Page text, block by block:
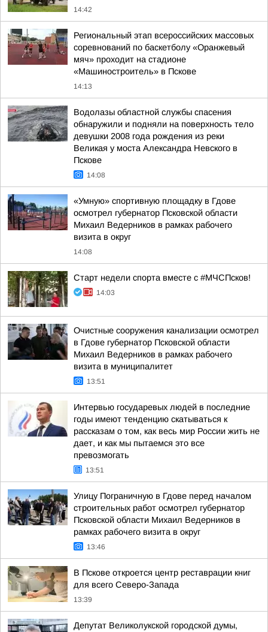
14:42
Региональный этап всероссийских массовых
соревнований по баскетболу «Оранжевый
мяч» проходит на стадионе
«Машиностроитель» в Пскове
14:13
Водолазы областной службы спасения
обнаружили и подняли на поверхность тело
девушки 2008 года рождения из реки
Великая у моста Александра Невского в
Пскове
14:08
«Умную» спортивную площадку в Гдове
осмотрел губернатор Псковской области
Михаил Ведерников в рамках рабочего
визита в округ
14:08
Старт недели спорта вместе с #МЧСПсков!
14:03
Очистные сооружения канализации осмотрел
в Гдове губернатор Псковской области
Михаил Ведерников в рамках рабочего
визита в муниципалитет
13:51
Интервью государевых людей в последние
годы имеют тенденцию скатываться к
рассказам о том, как весь мир России жить не
дает, и как мы пытаемся это все
превозмогать
13:51
Улицу Пограничную в Гдове перед началом
строительных работ осмотрел губернатор
Псковской области Михаил Ведерников в
рамках рабочего визита в округ
13:46
В Пскове откроется центр реставрации книг
для всего Северо-Запада
13:39
Депутат Великолукской городской думы,